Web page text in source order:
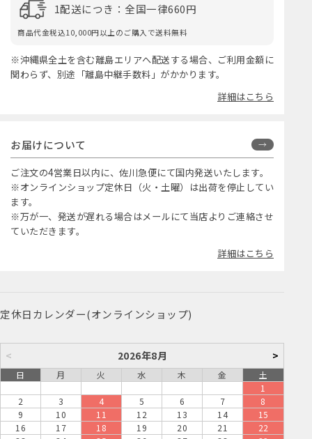
1配送につき：全国一律660円
商品代金税込10,000円以上のご購入で送料無料
※沖縄県全土を含む離島エリアへ配送する場合、ご利用金額に
関わらず、別途「離島中継手数料」がかかります。
詳細はこちら
お届けについて
ご注文の4営業日以内に、佐川急便にて国内発送いたします。
※オンラインショップ定休日（火・土曜）は出荷を停止してい
ます。
※万が一、発送が遅れる場合はメールにて当店よりご連絡させ
ていただきます。
詳細はこちら
定休日カレンダー(オンラインショップ)
< 2026年8月 >
日 月 火 水 木 金
土
1
2
3 4 5 6 7
8
9
10 11 12 13 14
15
16
17 18 19 20 21
22